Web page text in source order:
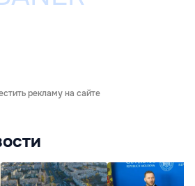
рекламу на сайте